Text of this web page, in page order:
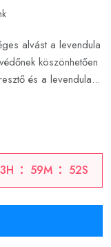
alvást a levendula
köszönhetően
és a levendula...
H 59M 51S